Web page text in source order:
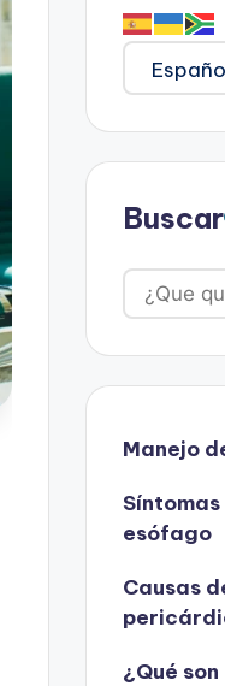
Buscar
Manejo
esófago
Causas
¿Qué